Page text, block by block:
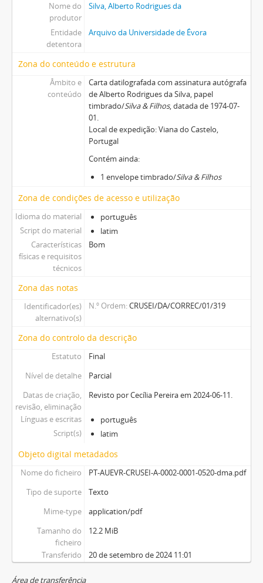
Nome do
produtor
Silva, Alberto Rodrigues da
Entidade
detentora
Arquivo da Universidade de Évora
Zona do conteúdo e estrutura
Âmbito e
conteúdo
Carta datilografada com assinatura autógrafa
de Alberto Rodrigues da Silva, papel
timbrado/Silva & Filhos, datada de 1974-07-
01.
Local de expedição: Viana do Castelo,
Portugal
Contém ainda:
1 envelope timbrado/Silva & Filhos
Zona de condições de acesso e utilização
Idioma do material
português
Script do material
latim
Características
físicas e requisitos
técnicos
Bom
Zona das notas
Identificador(es)
alternativo(s)
N.º Ordem CRUSEI/DA/CORREC/01/319
Zona do controlo da descrição
Estatuto
Final
Nível de detalhe
Parcial
Datas de criação,
revisão, eliminação
Revisto por Cecília Pereira em 2024-06-11.
Línguas e escritas
português
Script(s)
latim
Objeto digital metadados
Nome do ficheiro
PT-AUEVR-CRUSEI-A-0002-0001-0520-dma.pdf
Tipo de suporte
Texto
Mime-type
application/pdf
Tamanho do
ficheiro
12.2 MiB
Transferido 20 de setembro de 2024 11:01
Área de transferência